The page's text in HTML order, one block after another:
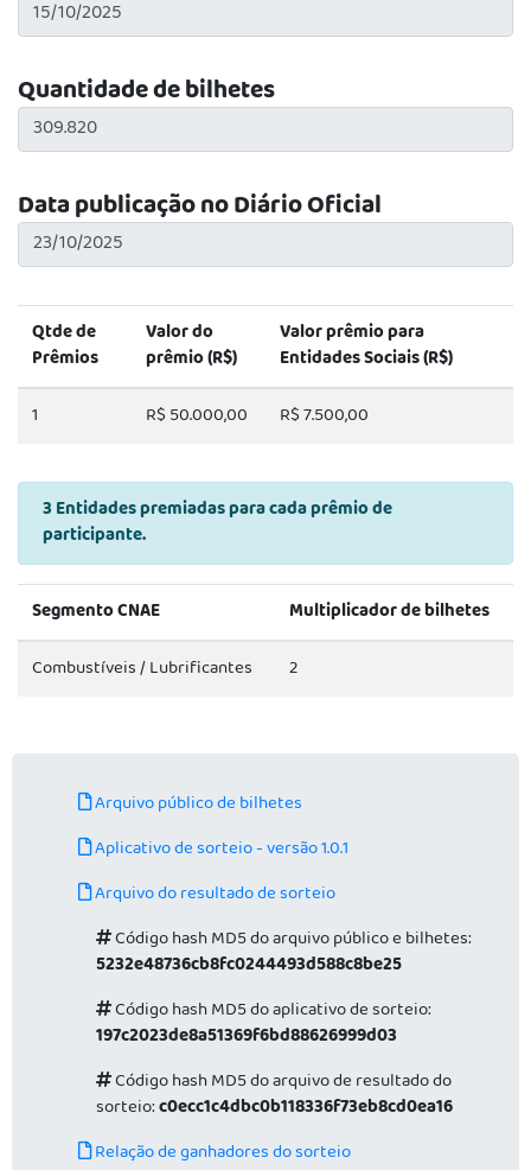
Quantidade de bilhetes
Data publicação no Diário Oficial
Qtde de
Prêmios
Valor do
prêmio (R$)
Valor prêmio para
Entidades Sociais (R$)
1
R$ 50.000,00 R$ 7.500,00
3 Entidades premiadas para cada prêmio de
participante.
Segmento CNAE
Multiplicador de bilhetes
Combustíveis / Lubrificantes
2
Arquivo público de bilhetes
Aplicativo de sorteio - versão 1.0.1
Arquivo do resultado de sorteio
Código hash MD5 do arquivo público e bilhetes:
5232e48736cb8fc0244493d588c8be25
Código hash MD5 do aplicativo de sorteio:
197c2023de8a51369f6bd88626999d03
Código hash MD5 do arquivo de resultado do
sorteio:c0ecc1c4dbc0b118336f73eb8cd0ea16
Relação de ganhadores do sorteio